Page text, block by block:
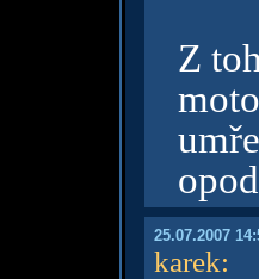
Z
25.07.2007
karek: